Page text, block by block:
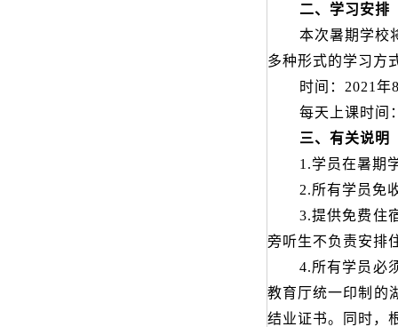
二、学习安排
本次暑期学校
多种形式的学习方
时间： 2021年
每天上课时间
三、有关说明
1.学员在暑期
2.所有学员免
3.提供免费住
旁听生不负责安排
4.所有学员必
教育厅统一印制的
结业证书。同时，